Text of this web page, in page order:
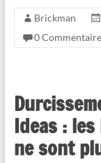
Brickman
0
Ideas :
ne sont